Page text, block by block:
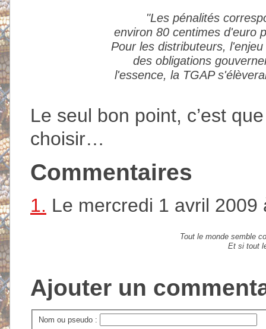
"Les pénalités
environ 80 centimes d'euro
Pour les distributeurs,
des obligations
l'essence, la TGAP
Le seul bon point, c’est
choisir…
Commentaires
1. Le mercredi 1 avril
Tout le monde semble
Et si tout
Ajouter un
Nom ou pseudo :